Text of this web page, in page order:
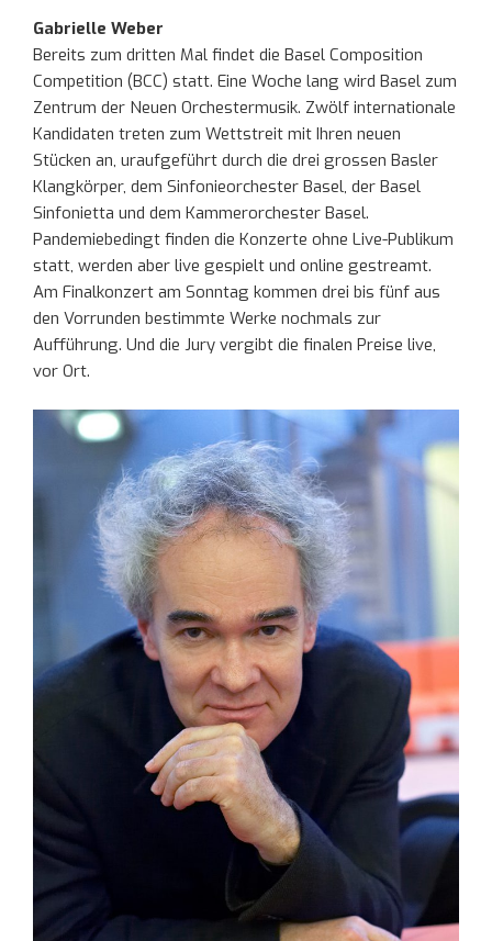
Gabrielle Weber
Bereits zum dritten Mal findet die Basel Composition
Competition (BCC) statt. Eine Woche lang wird Basel zum
Zentrum der Neuen Orchestermusik. Zwölf internationale
Kandidaten treten zum Wettstreit mit Ihren neuen
Stücken an, uraufgeführt durch die drei grossen Basler
Klangkörper, dem Sinfonieorchester Basel, der Basel
Sinfonietta und dem Kammerorchester Basel.
Pandemiebedingt finden die Konzerte ohne Live-Publikum
statt, werden aber live gespielt und online gestreamt.
Am Finalkonzert am Sonntag kommen drei bis fünf aus
den Vorrunden bestimmte Werke nochmals zur
Aufführung. Und die Jury vergibt die finalen Preise live,
vor Ort.